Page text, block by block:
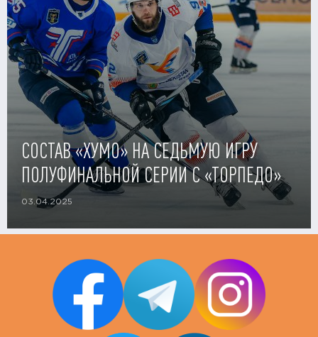
СОСТАВ «ХУМО» НА СЕДЬМУЮ ИГРУ
ПОЛУФИНАЛЬНОЙ СЕРИИ С «ТОРПЕДО»
03.04.2025